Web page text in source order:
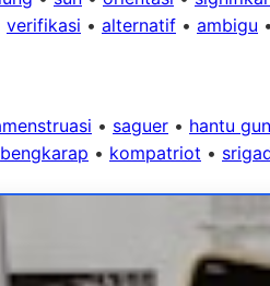
verifikasi • alternatif • ambigu •
• saguer • hantu
bengkarap • kompatriot •